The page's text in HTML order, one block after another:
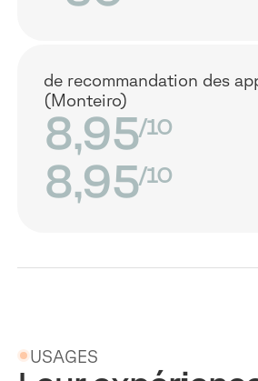
de recommandation des
(Monteiro)
8,95/10
8,95/10
USAGES